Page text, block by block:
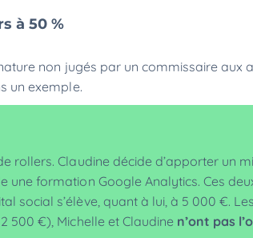
à 50 %
non jugés par un commissaire aux
un exemple.
rollers. Claudine décide d’apporter un
une formation Google Analytics. Ces
social s’élève, quant à lui, à 5 000 €.
500 €), Michelle et Claudine n’ont pas